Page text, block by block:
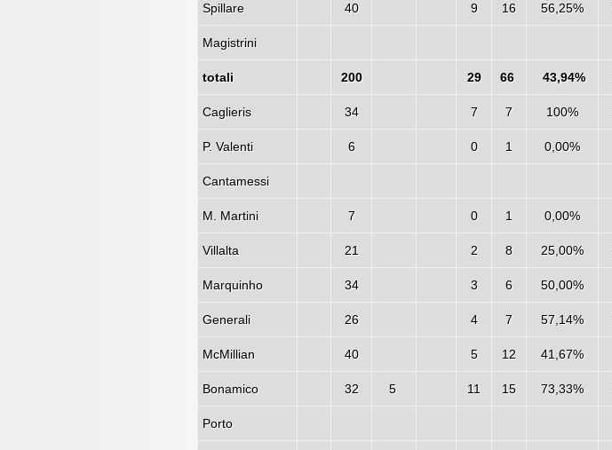
Spillare 40 9 16 56,25%
Magistrini
totali 200 29 66 43,94%
Caglieris 34 7 7 100%
P. Valenti 6 0 1 0,00%
Cantamessi
M. Martini 7 0 1 0,00%
Villalta 21 2 8 25,00%
Marquinho 34 3 6 50,00%
Generali 26 4 7 57,14%
McMillian 40 5 12 41,67%
Bonamico 32 5 11 15 73,33%
Porto